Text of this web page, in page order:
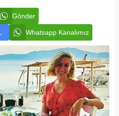
Gönder
Whatsapp Kanalımız